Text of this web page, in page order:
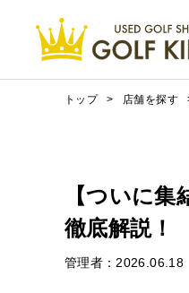
トップ > 店舗を探す
【ついに
徹底解説！
管理者：2026.06.18